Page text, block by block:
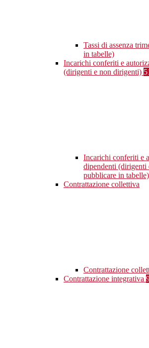
Tassi di assenza
in tabelle)
Incarichi conferiti e
(dirigenti e non dirigenti)
Incarichi conferiti e
dipendenti (dirigenti
pubblicare in tabelle)
Contrattazione collettiva
Contrattazione
Contrattazione integrativa